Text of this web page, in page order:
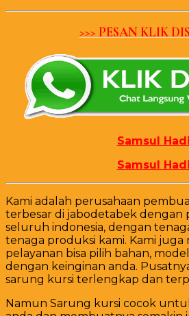
>>> PESAN KLIK
Samsul Hadi
Samsul Hadi
Kami adalah perusahaan
terbesar di jabodetabek
seluruh indonesia, dengan
tenaga produksi kami. Kami juga
pelayanan bisa pilih bahan,
dengan keinginan anda.
sarung kursi terlengkap dan
Namun Sarung kursi cocok